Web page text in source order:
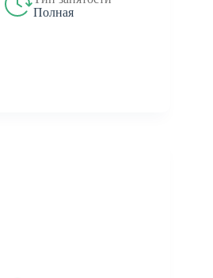
Полная